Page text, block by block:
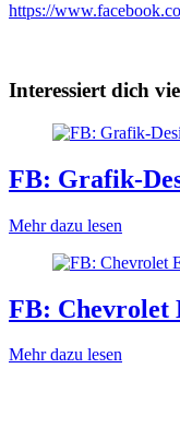
https://
Interessiert dich
FB: Grafik-
Mehr dazu lesen
FB: Chevrolet
Mehr dazu lesen